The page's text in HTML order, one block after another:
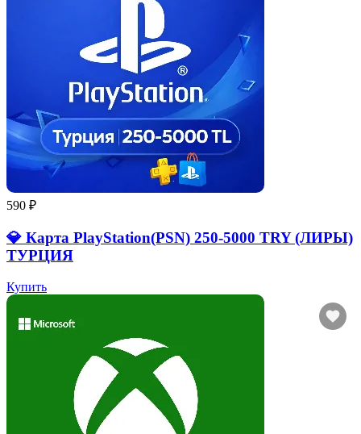
590 ₽
💎 Карта PlayStation(PSN) 250-5000 TRY (ЛИРЫ)
ТУРЦИЯ
Купить